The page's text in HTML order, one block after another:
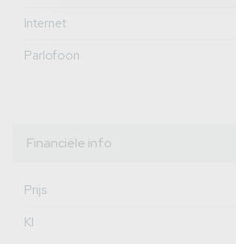
Internet
Parlofoon
Financiële info
Prijs
KI